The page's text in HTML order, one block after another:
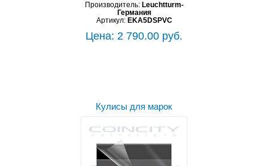
Производитель: Leuchtturm-
Германия
Артикул: EKA5DSPVC
Цена: 2 790.00 руб.
Кулисы для марок